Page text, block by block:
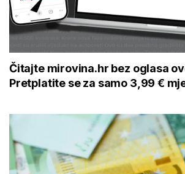
Čitajte mirovina.hr bez oglasa
Pretplatite se za samo 3,99 €